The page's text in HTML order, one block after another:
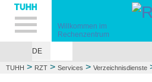
Hauptnavigation
Unternavigation
Inhalt
Suche
Willkommen im
Rechenzentrum
DE
TUHH > RZT > Services > Verzeichnisdienste